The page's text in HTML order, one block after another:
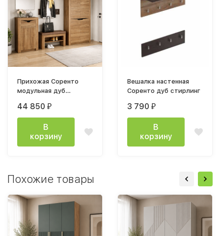
Прихожая Соренто
модульная дуб
44 850 ₽
В
корзину
Вешалка настенная
Соренто дуб стирлинг
3 790 ₽
В
корзину
Похожие товары